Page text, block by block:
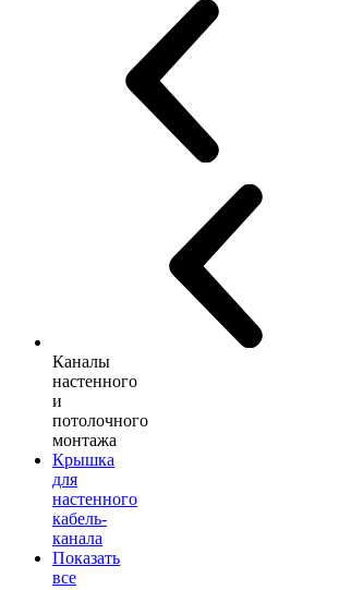
Каналы
настенного
и
потолочного
монтажа
Крышка
для
настенного
кабель-
канала
Показать
все